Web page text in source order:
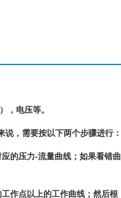
，电压等。
，需要按以下两个步骤进行：
的压力-流量曲线；如果看错曲
作点以上的工作曲线；然后根